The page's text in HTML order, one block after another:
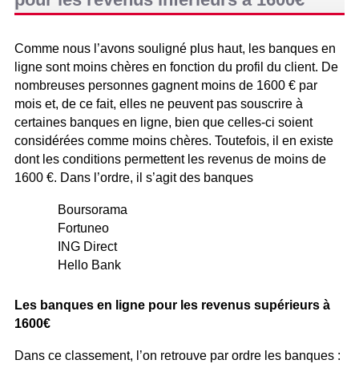
Comme nous l’avons souligné plus haut, les banques en
ligne sont moins chères en fonction du profil du client. De
nombreuses personnes gagnent moins de 1600 € par
mois et, de ce fait, elles ne peuvent pas souscrire à
certaines banques en ligne, bien que celles-ci soient
considérées comme moins chères. Toutefois, il en existe
dont les conditions permettent les revenus de moins de
1600 €. Dans l’ordre, il s’agit des banques
Boursorama
Fortuneo
ING Direct
Hello Bank
Les banques en ligne pour les revenus supérieurs à
1600€
Dans ce classement, l’on retrouve par ordre les banques :